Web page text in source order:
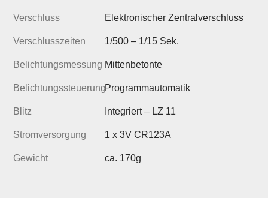
Verschluss Elektronischer Zentralverschluss
Verschlusszeiten 1/500 – 1/15 Sek.
Belichtungsmessung Mittenbetonte
BelichtungssteuerungProgrammautomatik
Blitz Integriert – LZ 11
Stromversorgung 1 x 3V CR123A
Gewicht ca. 170g